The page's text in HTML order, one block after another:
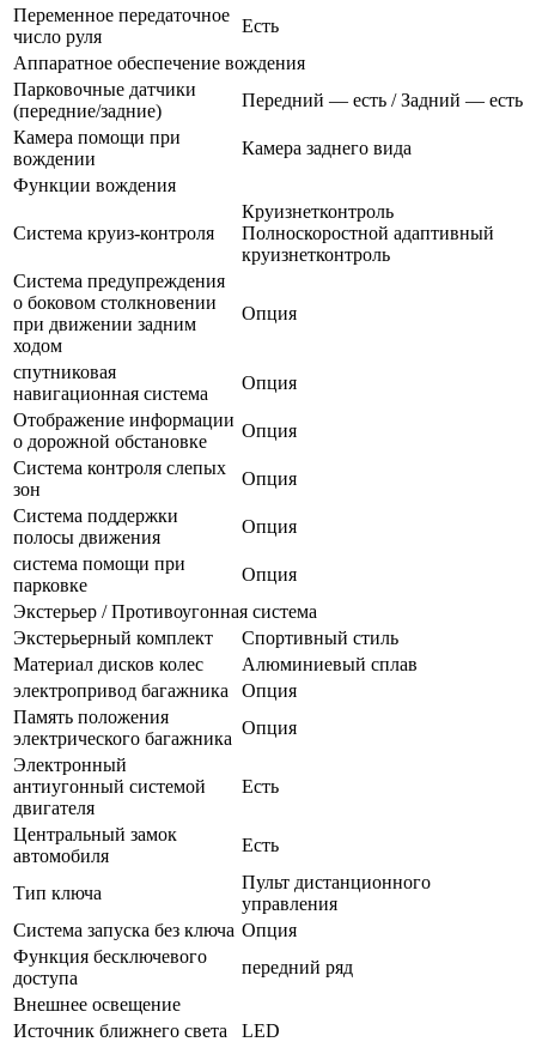
Переменное передаточное
число руля
Есть
Аппаратное обеспечение вождения
Парковочные датчики
(передние/задние)
Передний — есть / Задний — есть
Камера помощи при
вождении
Камера заднего вида
Функции вождения
Система круиз-контроля
Круизнетконтроль
Полноскоростной адаптивный
круизнетконтроль
Система предупреждения
о боковом столкновении
при движении задним
ходом
Опция
спутниковая
навигационная система
Опция
Отображение информации
о дорожной обстановке
Опция
Система контроля слепых
зон
Опция
Система поддержки
полосы движения
Опция
система помощи при
парковке
Опция
Экстерьер / Противоугонная система
Экстерьерный комплект
Спортивный стиль
Материал дисков колес
Алюминиевый сплав
электропривод багажника
Опция
Память положения
электрического багажника
Опция
Электронный
антиугонный системой
двигателя
Есть
Центральный замок
автомобиля
Есть
Тип ключа
Пульт дистанционного
управления
Система запуска без ключа Опция
Функция бесключевого
доступа
передний ряд
Внешнее освещение
Источник ближнего света
LED